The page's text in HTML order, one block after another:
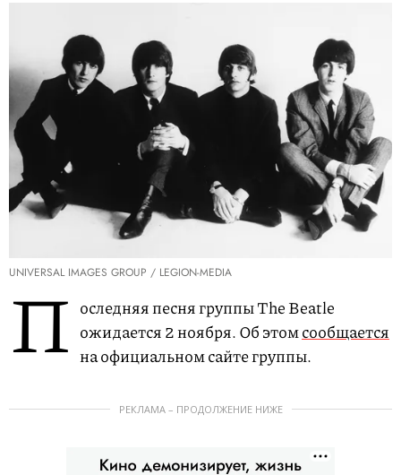
UNIVERSAL IMAGES GROUP / LEGION-MEDIA
П оследняя песня группы The Beatle
ожидается 2 ноября. Об этомсообщается
на официальном сайте группы.
РЕКЛАМА – ПРОДОЛЖЕНИЕ НИЖЕ